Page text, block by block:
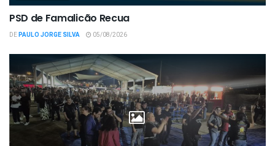
PSD de Famalicão Recua
DEPAULO JORGE SILVA 05/08/2026